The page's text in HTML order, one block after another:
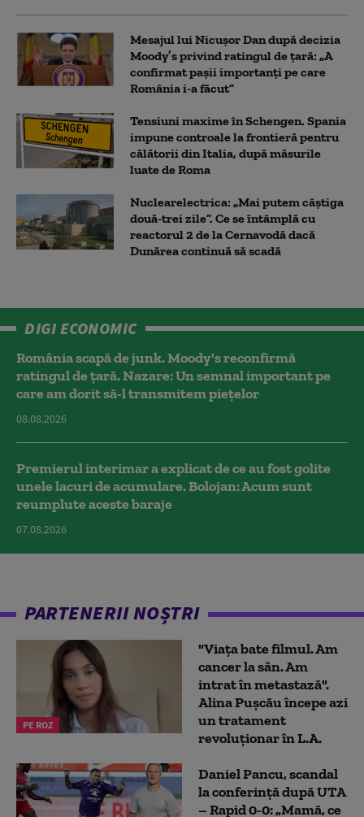
Mesajul lui Nicușor Dan după decizia
Moody’s privind ratingul de țară: „A
confirmat pașii importanți pe care
România i-a făcut”
Tensiuni maxime în Schengen. Spania
impune controale la frontieră pentru
călătorii din Italia, după măsurile
luate de Roma
Nuclearelectrica: „Mai putem câștiga
două-trei zile”. Ce se întâmplă cu
reactorul 2 de la Cernavodă dacă
Dunărea continuă să scadă
DIGI ECONOMIC
România scapă de junk. Moody's reconfirmă
ratingul de țară. Nazare: Un semnal important pe
care am dorit să-l transmitem piețelor
08.08.2026
Premierul interimar a explicat de ce au fost golite
unele lacuri de acumulare. Bolojan: Acum sunt
reumplute aceste baraje
07.08.2026
PARTENERII NOȘTRI
PE ROZ
"Viața bate filmul. Am
cancer la sân. Am
intrat în metastază".
Alina Pușcău începe azi
un tratament
revoluționar în L.A.
Daniel Pancu, scandal
la conferință după UTA
– Rapid 0-0: „Mamă, ce